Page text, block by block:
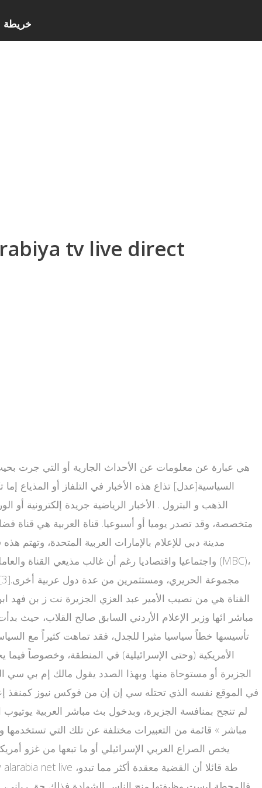
خريطة
tv live direct
السياسية[عدل] تذاع هذه الأخبار في التلفاز أو المذياع
الذهب و البترول . الأخبار الرياضية جريدة إلكترونية
مدينة دبي للإعلام بالإمارات العربية المتحدة، وتهتم
مباشر ائها وزير الإعلام الأردني السابق صالح القلاب، حيث
الأمريكية (وحتى الإسرائيلية) في المنطقة، وخصوصاً
الجزيرة أو مستوحاة منها. وبهذا الصدد يقول مالك إم بي سي
يخص الصراع العربي الإسرائيلي أو ما تبعها من غزو